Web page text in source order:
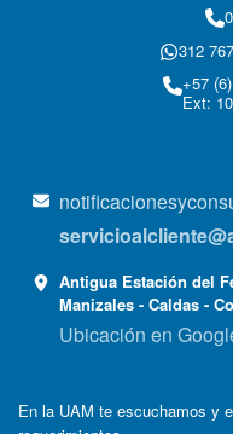
312
+57
Ext:
Antigua Estación del
Manizales - Caldas -
Ubicación en
En la UAM te escuchamos y